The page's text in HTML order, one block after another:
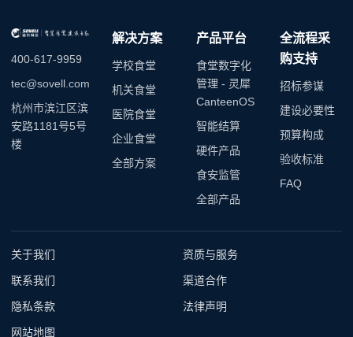
400-617-9959
tec@sovell.com
杭州市滨江区滨
安路1181号5号
楼
解决方案
学校食堂
机关食堂
医院食堂
企业食堂
全部方案
产品平台
食堂数字化
管理 - 灵犀
CanteenOS
智能结算
硬件产品
食安监管
全部产品
全流程采
购支持
招标参谋
建设必要性
预算构成
验收标准
FAQ
关于我们 资质与服务
联系我们 渠道合作
隐私条款 法律声明
网站地图